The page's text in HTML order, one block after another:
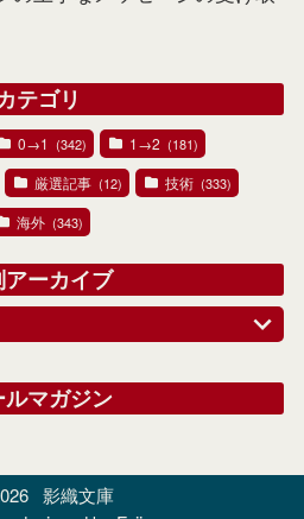
テゴリ
0→1 (342) 1→2 (181)
厳選記事 (12) 技術 (333)
海外 (343)
アーカイブ
ルマガジン
影織文庫